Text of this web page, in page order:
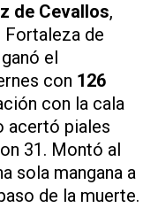
de Cevallos,
de
el
con 126
con la cala
acertó piales
31. Montó al
sola mangana a
de la muerte.